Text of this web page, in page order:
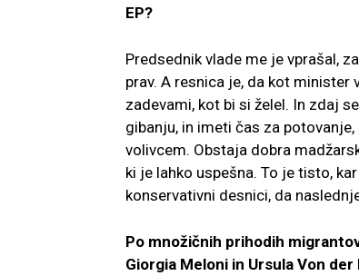
EP?
Predsednik vlade me je vprašal,
prav. A resnica je, da kot
zadevami, kot bi si želel. In zdaj
gibanju, in imeti čas za
volivcem. Obstaja dobra
ki je lahko uspešna. To je tisto,
konservativni desnici, da
Po množičnih prihodih
Giorgia Meloni in Ursula Von